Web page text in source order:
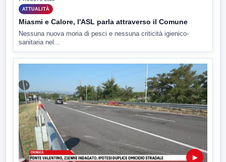
ATTUALITÀ
Miasmi e Calore, l'ASL parla attraverso il Comune
Nessuna nuova moria di pesci e nessuna criticità igienico-
sanitaria nel...
▶